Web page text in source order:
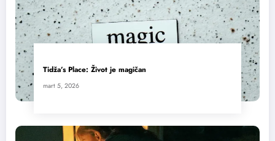
Tidža’s Place: Život je magičan
mart 5, 2026